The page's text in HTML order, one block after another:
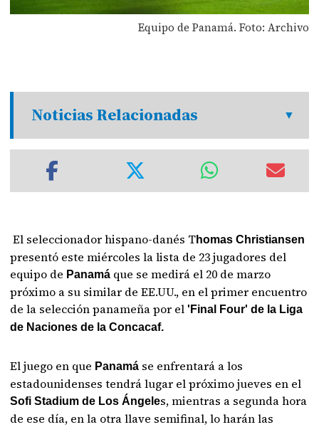
Equipo de Panamá. Foto: Archivo
Noticias Relacionadas
El seleccionador hispano-danés Thomas Christiansen
presentó este miércoles la lista de 23 jugadores del
equipo de Panamá que se medirá el 20 de marzo
próximo a su similar de EE.UU., en el primer encuentro
de la selección panameña por el 'Final Four' de la Liga
de Naciones de la Concacaf.
El juego en que Panamá se enfrentará a los
estadounidenses tendrá lugar el próximo jueves en el
Sofi Stadium de Los Ángeles, mientras a segunda hora
de ese día, en la otra llave semifinal, lo harán las